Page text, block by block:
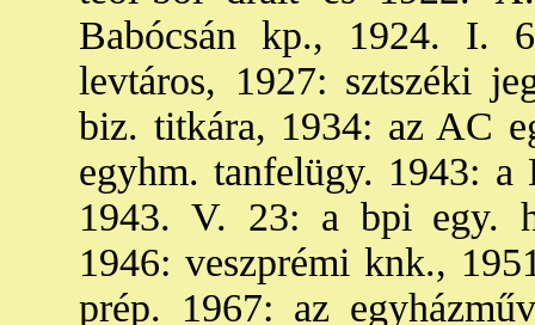
Babócsán kp., 1924. I.
levtáros, 1927: sztszéki
biz. titkára, 1934: az AC
egyhm. tanfelügy. 1943:
1943. V. 23: a bpi egy.
1946: veszprémi knk.,
prép. 1967: az